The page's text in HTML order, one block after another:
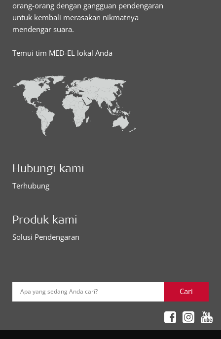
orang-orang dengan gangguan pendengaran
untuk kembali merasakan nikmatnya
mendengar suara.
Temui tim MED-EL lokal Anda
Hubungi kami
Terhubung
Produk kami
Solusi Pendengaran
Apa yang sedang Anda cari? Cari